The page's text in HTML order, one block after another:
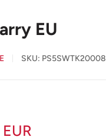
EU
SKU: PS5SWTK20008